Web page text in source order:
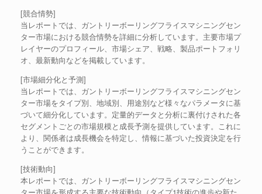
[競合情勢]
当レポートでは、ガントリーボーリングフライスマシニングセン
ター市場における競合情勢を詳細に分析しています。主要市場プ
レイヤーのプロフィール、市場シェア、戦略、製品ポートフォリ
オ、最新動向などを掲載しています。
[市場細分化と予測]
当レポートでは、ガントリーボーリングフライスマシニングセン
ター市場をタイプ別、地域別、用途別など様々なパラメータに基
づいて細分化しています。定量的データと分析に裏付けされた各
セグメントごとの市場規模と成長予測を提供しています。これに
より、関係者は成長機会を特定し、情報に基づいた投資決定を行
うことができます。
[技術動向]
本レポートでは、ガントリーボーリングフライスマシニングセン